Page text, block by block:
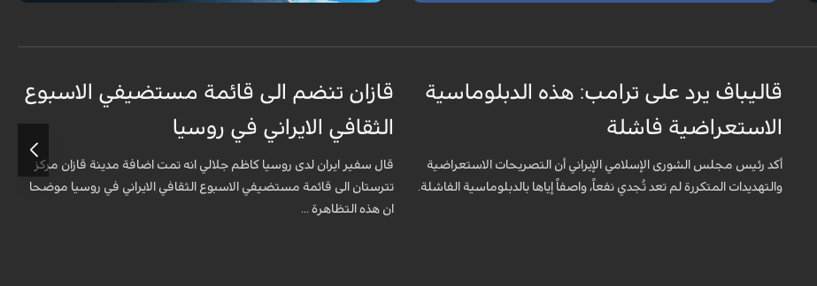
قاليباف يرد على ترامب: هذه الدبلوماسية
الاستعراضية فاشلة
أكد رئيس مجلس الشورى الإسلامي الإيراني أن التصريحات الاستعراضية
والتهديدات المتكررة لم تعد تُجدي نفعاً، واصفاً إياها بالدبلوماسية الفاشلة.
قازان تنضم الى قائمة مستضيفي الاسبوع
الثقافي الايراني في روسيا
قال سفير ايران لدى روسيا كاظم جلالي انه تمت اضافة مدينة قازان مركز
تترستان الى قائمة مستضيفي الاسبوع الثقافي الايراني في روسيا موضحا
ان هذه التظاهرة ...